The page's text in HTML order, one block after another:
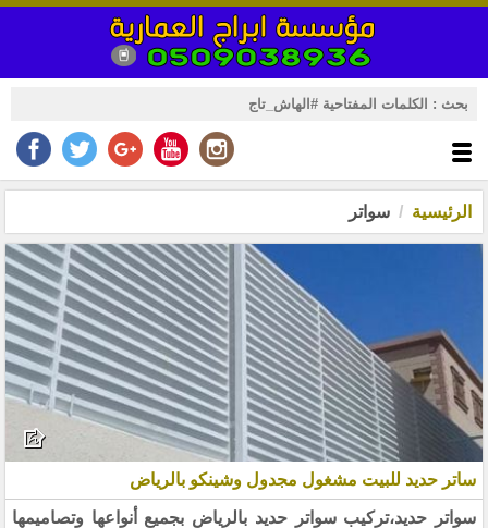
الرئيسية سواتر
ساتر حديد للبيت مشغول مجدول وشينكو بالرياض
سواتر حديد،تركيب سواتر حديد بالرياض بجميع أنواعها وتصاميمها